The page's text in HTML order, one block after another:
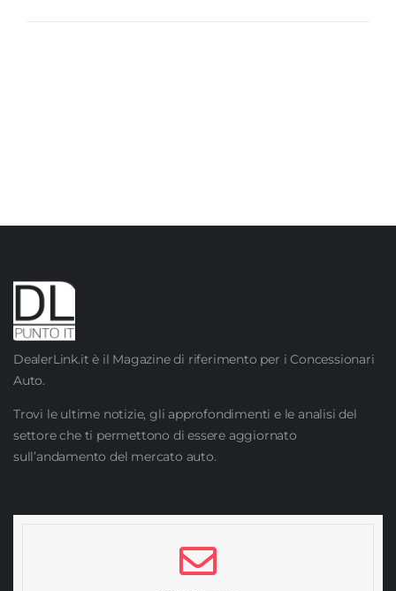
DealerLink.it è il Magazine di riferimento per i Concessionari
Auto.
Trovi le ultime notizie, gli approfondimenti e le analisi del
settore che ti permettono di essere aggiornato
sull’andamento del mercato auto.